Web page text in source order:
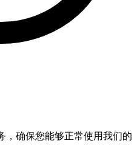
，确保您能够正常使用我们的